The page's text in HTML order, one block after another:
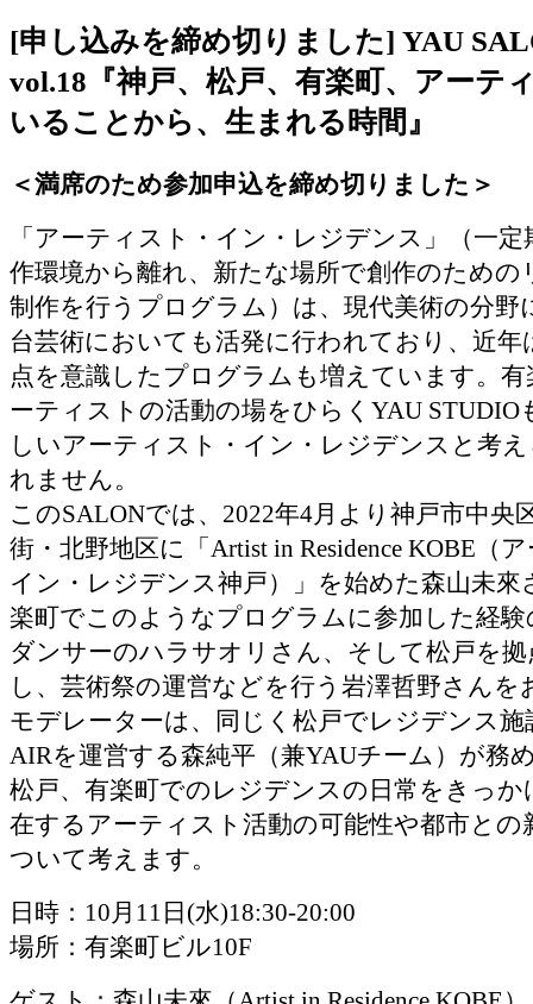
[申し込みを締め切りました] YAU
vol.18『神戸、松戸、有楽町、アーテ
いることから、生まれる時間』
＜満席のため参加申込を締め切りました＞
「アーティスト・イン・レジデンス」（一
作環境から離れ、新たな場所で創作のための
制作を行うプログラム）は、現代美術の分野
台芸術においても活発に行われており、近年
点を意識したプログラムも増えています。
ーティストの活動の場をひらくYAU STUDIO
しいアーティスト・イン・レジデンスと考
れません。
このSALONでは、2022年4月より神戸市中央
街・北野地区に「Artist in Residence KOBE（
イン・レジデンス神戸）」を始めた森山未來
楽町でこのようなプログラムに参加した経
ダンサーのハラサオリさん、そして松戸を
し、芸術祭の運営などを行う岩澤哲野さんを
モデレーターは、同じく松戸でレジデンス施
AIRを運営する森純平（兼YAUチーム）が務
松戸、有楽町でのレジデンスの日常をきっか
在するアーティスト活動の可能性や都市との
ついて考えます。
日時：10月11日(水)18:30-20:00
場所：有楽町ビル10F